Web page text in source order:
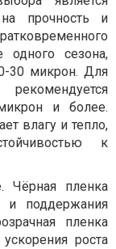
прочность и
одного сезона,
30 микрон. Для
и более.
влагу и тепло,
к
Чёрная пленка
и поддержания
пленка
роста